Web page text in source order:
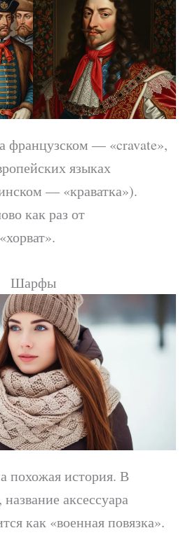
французском — «cravate»,
языках
— «краватка»).
как раз от
Шарфы
похожая история. В
аксессуара
как «военная повязка».